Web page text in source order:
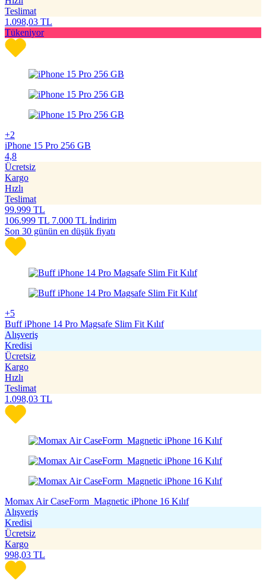
Teslimat
1.098,03 TL
Tükeniyor
+2
iPhone 15 Pro 256 GB
4,8
Ücretsiz
Kargo
Hızlı
Teslimat
99.999 TL
106.999 TL 7.000 TL İndirim
Son 30 günün en düşük fiyatı
+5
Buff iPhone 14 Pro Magsafe Slim Fit Kılıf
Alışveriş
Kredisi
Ücretsiz
Kargo
Hızlı
Teslimat
1.098,03 TL
Momax Air CaseForm Magnetic iPhone 16 Kılıf
Alışveriş
Kredisi
Ücretsiz
Kargo
998,03 TL